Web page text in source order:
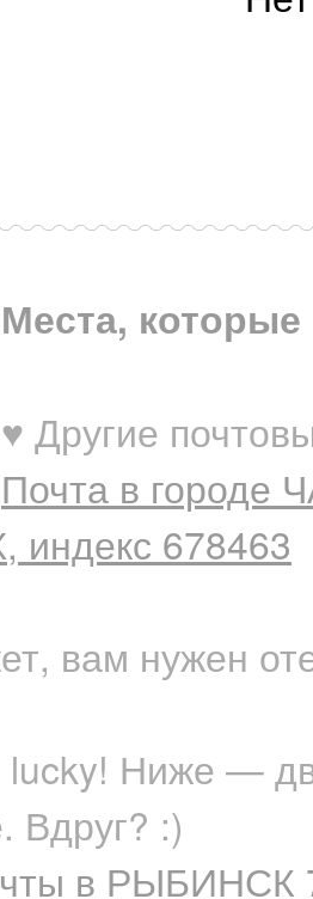
Места, которые
♥ Другие
Почта в городе
678463
вам нужен
Ниже —
Вдруг? :)
в РЫБИНСК